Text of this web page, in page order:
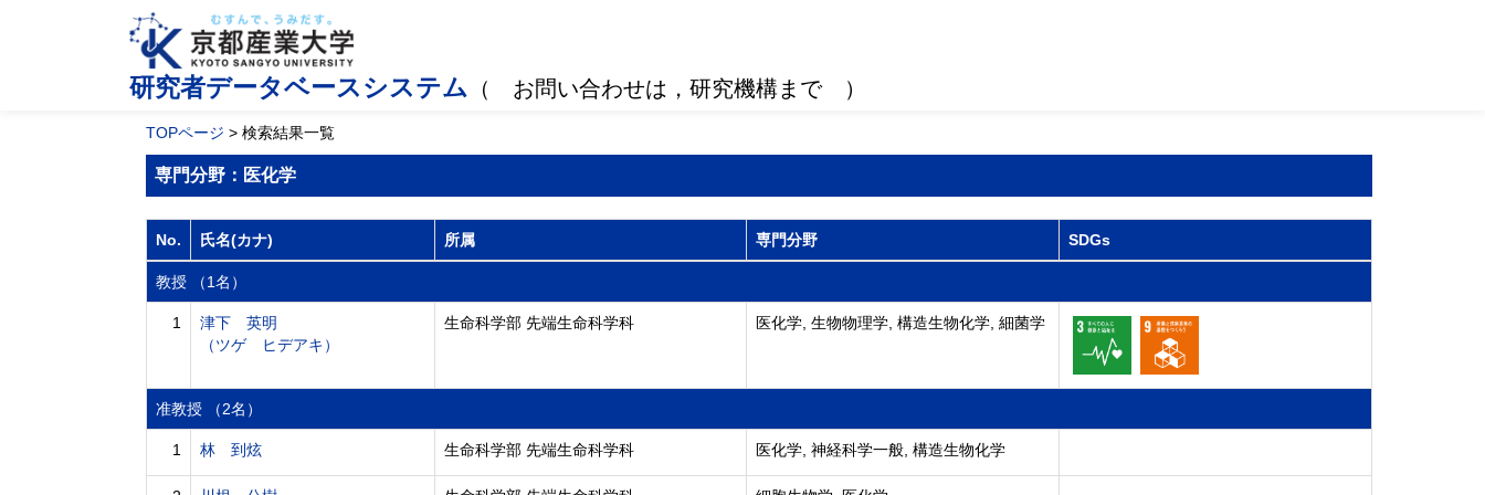
研究者データベースシステム （ お問い合わせは，研究機構まで ）
TOPページ > 検索結果一覧
専門分野：医化学
No. 氏名(カナ) 所属 専門分野 SDGs
教授 （1名）
1
津下 英明
（ツゲ ヒデアキ）
生命科学部 先端生命科学科 医化学, 生物物理学, 構造生物化学, 細菌学
准教授 （2名）
1 林 到炫 生命科学部 先端生命科学科 医化学, 神経科学一般, 構造生物化学